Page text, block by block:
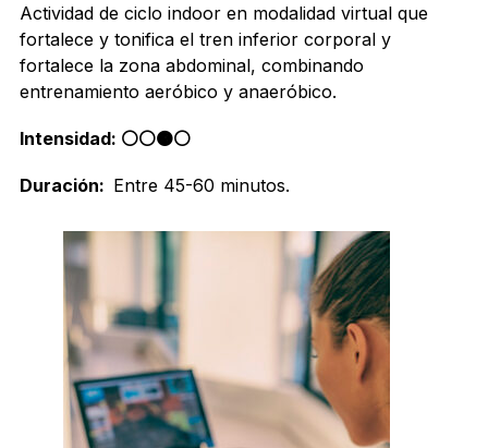
Actividad de ciclo indoor en modalidad virtual que
fortalece y tonifica el tren inferior corporal y
fortalece la zona abdominal, combinando
entrenamiento aeróbico y anaeróbico.
Intensidad: ⚪️⚪️🟠⚪️
Duración: Entre 45-60 minutos.